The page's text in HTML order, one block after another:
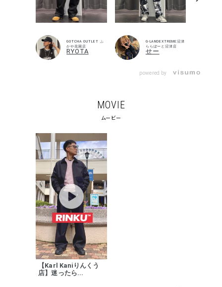
search
価格から探す
サイズ
S
M
XL
XXL
29inc
30inc
34inc
36inc
40inc
KIDS
カラー
GOTCHA OUTLET ふ
かや花園店
RYOTA
G-LANDEXTREME沼津
ららぽーと沼津店
せー
powered by
MOVIE
ムービー
【Karl Kaniりんくう
店】迷ったら...